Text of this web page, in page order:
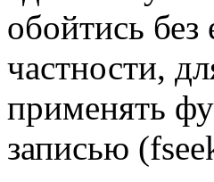
обойтись
частности,
применять
записью